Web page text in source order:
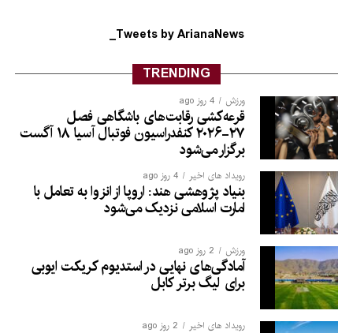
Tweets by ArianaNews_
TRENDING
ورزش 4 روز ago
قرعه‌کشی رقابت‌های باشگاهی فصل
۲۷-۲۰۲۶ کنفدراسیون فوتبال آسیا ۱۸ آگست
برگزار می‌شود
رویداد های اخیر 4 روز ago
بنیاد پژوهشی هند: اروپا از انزوا به تعامل با
امارت اسلامی نزدیک می‌شود
ورزش 2 روز ago
آمادگی‌های نهایی در استدیوم کریکت ایوبی
برای لیگ برتر کابل
رویداد های اخیر 2 روز ago